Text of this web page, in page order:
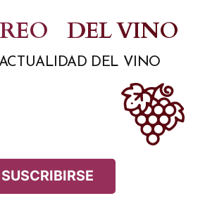
DEL VINO
ACTUALIDAD DEL VINO
SUSCRIBIRSE